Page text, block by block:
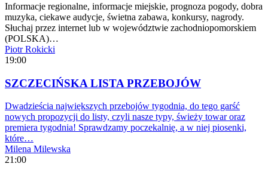
Informacje regionalne, informacje miejskie, prognoza pogody, dobra
muzyka, ciekawe audycje, świetna zabawa, konkursy, nagrody.
Słuchaj przez internet lub w województwie zachodniopomorskiem
(POLSKA)…
Piotr Rokicki
19:00
SZCZECIŃSKA LISTA PRZEBOJÓW
Dwadzieścia największych przebojów tygodnia, do tego garść
nowych propozycji do listy, czyli nasze typy, świeży towar oraz
premiera tygodnia! Sprawdzamy poczekalnię, a w niej piosenki,
które…
Milena Milewska
21:00